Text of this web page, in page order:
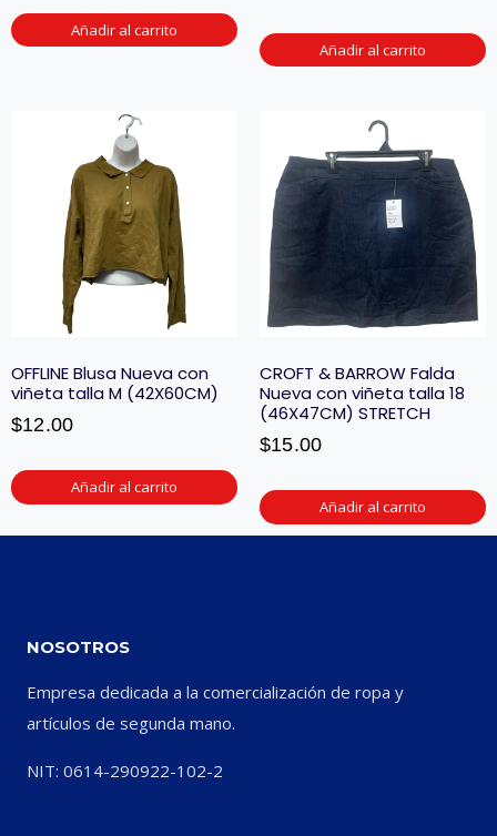
Añadir al carrito
Añadir al carrito
OFFLINE Blusa Nueva con
viñeta talla M (42X60CM)
$12.00
Añadir al carrito
CROFT & BARROW Falda
Nueva con viñeta talla 18
(46X47CM) STRETCH
$15.00
Añadir al carrito
NOSOTROS
Empresa dedicada a la comercialización de ropa y
artículos de segunda mano.
NIT: 0614-290922-102-2